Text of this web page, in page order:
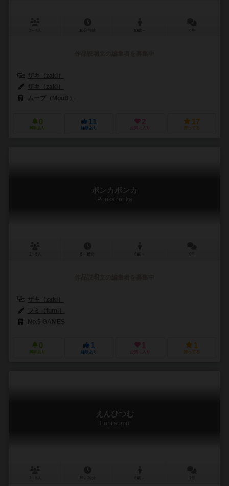
ザキ（zaki）
ザキ（zaki）
ムーブ（MouB）
0
興味あり
11
経験あり
2
お気に入り
17
持ってる
ポンカボンカ
Ponkabonka
ザキ（zaki）
フミ（fumi）
No.5 GAMES
0
興味あり
1
経験あり
1
お気に入り
1
持ってる
えんぴつむ
Enpitsumu